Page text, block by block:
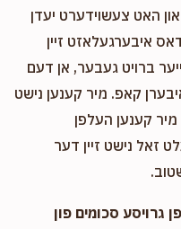
האט צעשוידערט יעדן
איבערגעלאזט זיין
ברויט געבער, אן דעם
קאפ. מיר קענען נישט
קענען העלפן
זאל נישט זיין דער
גרויסע סכומים פון